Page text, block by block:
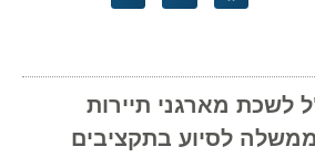
לשכת מארגני תיירות
לסיוע בתקציבים